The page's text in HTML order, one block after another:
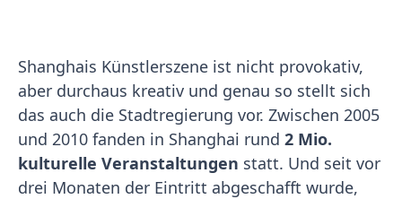
Shanghais Künstlerszene ist nicht provokativ,
aber durchaus kreativ und genau so stellt sich
das auch die Stadtregierung vor. Zwischen 2005
und 2010 fanden in Shanghai rund 2 Mio.
kulturelle Veranstaltungen statt. Und seit vor
drei Monaten der Eintritt abgeschafft wurde,